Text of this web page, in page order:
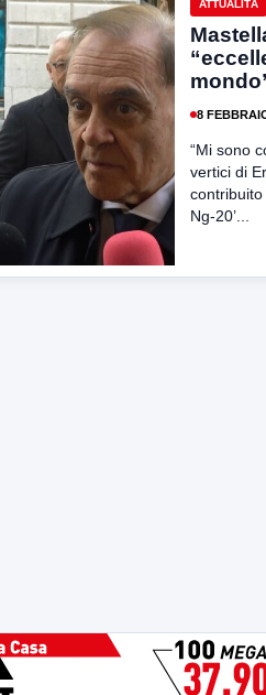
ATTUALITÀ
8
“Mi sono
vertici di
contribuito
Ng-20’...